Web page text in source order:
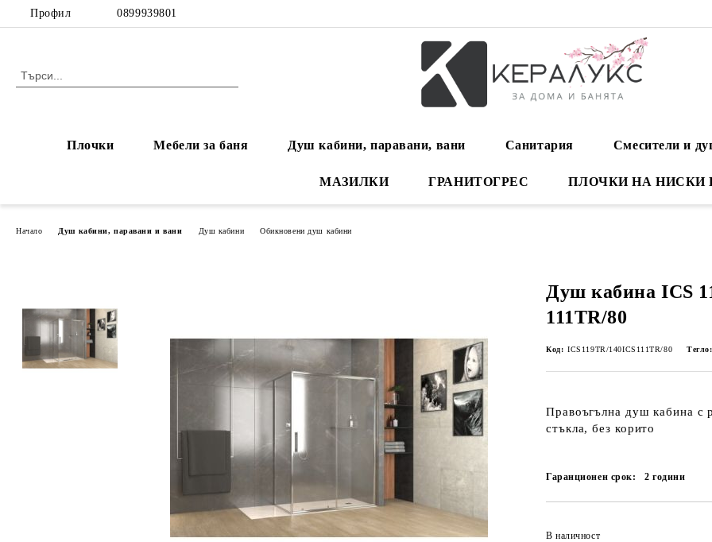
Профил 0899939801
Плочки Мебели за баня Душ кабини, паравани, вани Санитария Смесители и
МАЗИЛКИ ГРАНИТОГРЕС ПЛОЧКИ НА НИСКИ
Начало Душ кабини, паравани и вани Душ кабини Обикновени душ кабини
Душ кабина ICS
111TR/80
Код: ICS119TR/140ICS111TR/80 Тегло:
Правоъгълна душ кабина с
стъкла, без корито
Гаранционен срок: 2години
В наличност